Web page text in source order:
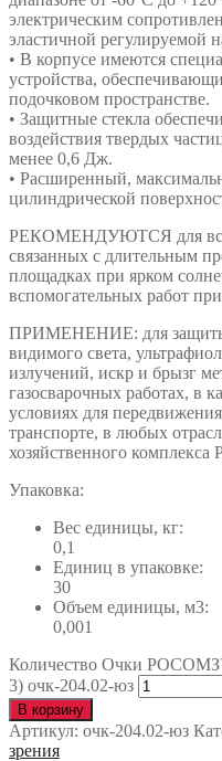
электрическим
эластичной регулируемой
• В корпусе имеются
устройства,
подочковом пространстве.
• Защитные стекла
воздействия твердых
менее 0,6 Дж.
• Расширенный,
цилиндрической
РЕКОМЕНДУЮТСЯ для
связанных с длительным
площадках при ярком
вспомогательных работ
ПРИМЕНЕНИЕ: для защиты
видимого света,
излучений, искр и брызг
газосварочных работах, в
условиях для
транспорте, в любых
хозяйственного
Упаковка:
Вес единицы, кг:
0,1
Единиц в упаковке:
30
Объем единицы, м3:
0,001
Количество Очки
3) очк-204.02-юз
В корзину
Артикул: очк-204.02-юз
зрения